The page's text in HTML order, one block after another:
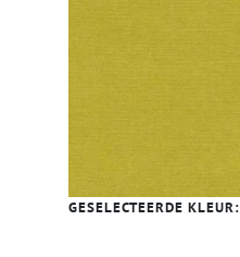
GESELECTEERDE KLEUR: